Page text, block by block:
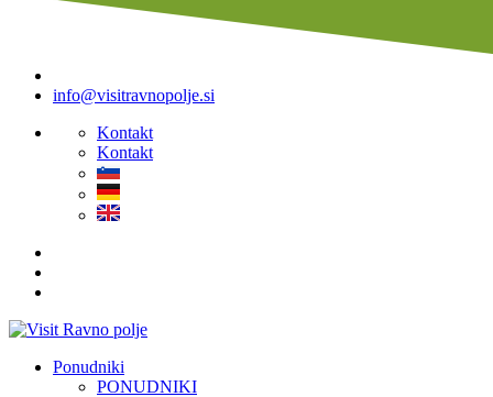
info@visitravnopolje.si
Kontakt
Kontakt
Ponudniki
PONUDNIKI